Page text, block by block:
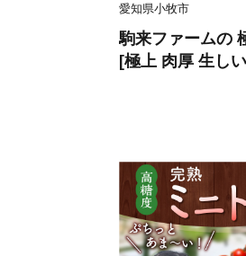
愛知県小牧市
駒来ファームの
[極上 肉厚 生し
安心 安全 国産